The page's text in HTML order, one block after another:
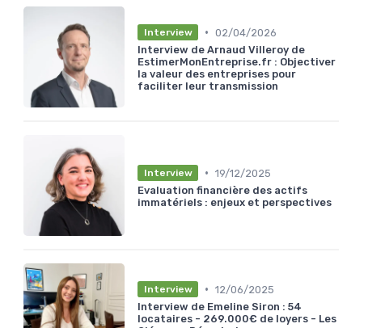
Interview • 02/04/2026
Interview de Arnaud Villeroy de
EstimerMonEntreprise.fr : Objectiver
la valeur des entreprises pour
faciliter leur transmission
Interview • 19/12/2025
Evaluation financière des actifs
immatériels : enjeux et perspectives
Interview • 12/06/2025
Interview de Emeline Siron : 54
locataires - 269.000€ de loyers - Les